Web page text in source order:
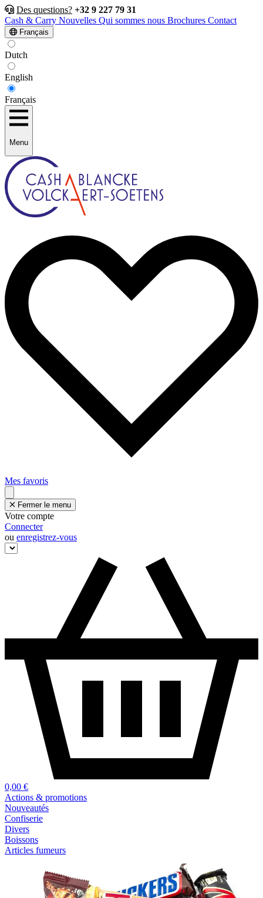
Des questions? +32 9 227 79 31
Cash & Carry Nouvelles Qui sommes nous Brochures Contact
Français
Dutch
English
Français
Menu
Mes favoris
Fermer le menu
Votre compte
Connecter
ou enregistrez-vous
0,00 €
Actions & promotions
Nouveautés
Confiserie
Divers
Boissons
Articles fumeurs